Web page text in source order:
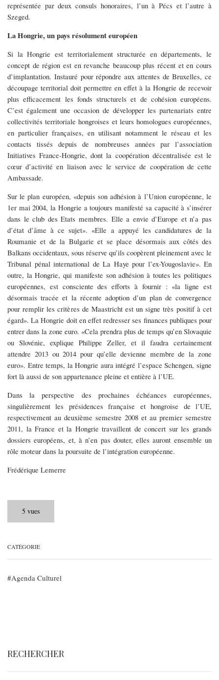
représentée par deux consuls honoraires, l’un à Pécs et l’autre à
Szeged.
La Hongrie, un pays résolument européen
Si la Hongrie est territorialement structurée en départements, le
concept de région est en revanche beaucoup plus récent et en cours
d’implantation. Instauré pour répondre aux attentes de Bruxelles, ce
découpage territorial doit permettre en effet à la Hongrie de recevoir
plus efficacement les fonds structurels et de cohésion européens.
C’est également une occasion de développer les partenariats entre
collectivités territoriale hongroises et leurs homologues européennes,
en particulier françaises, en utilisant notamment le réseau et les
contacts tissés depuis de nombreuses années par l’association
Initiatives France-Hongrie, dont la coopération décentralisée est le
cœur d’activité en liaison avec le service de coopération de cette
Ambassade.
Sur le plan européen, «depuis son adhésion à l’Union européenne, le
1er mai 2004, la Hongrie a toujours manifesté sa capacité à s’insérer
dans le club des Etats membres. Elle a envie d’Europe et n’a pas
d’état d’âme à ce sujet». «Elle a appuyé les candidatures de la
Roumanie et de la Bulgarie et se place désormais aux côtés des
Balkans occidentaux, sous réserve qu’ils coopèrent pleinement avec le
Tribunal pénal international de La Haye pour l’ex-Yougoslavie». En
outre, la Hongrie, qui manifeste son adhésion à toutes les politiques
européennes, est consciente des efforts à fournir : «la ligne est
désormais tracée et la récente adoption d’un plan de convergence
pour remplir les critères de Maastricht est un signe très positif à cet
égard». La Hongrie doit en effet redresser ses finances publiques pour
entrer dans la zone euro. «Cela prendra plus de temps qu’en Slovaquie
ou Slovénie, explique Philippe Zeller, et il faudra certainement
attendre 2013 ou 2014 pour qu’elle devienne membre de la zone
euro». Entre temps, la Hongrie aura intégré l’espace Schengen, signe
fort là aussi de son appartenance pleine et entière à l’UE.
Dans la perspective des prochaines échéances européennes,
singulièrement les présidences française et hongroise de l’UE,
respectivement au deuxième semestre 2008 et au premier semestre
2011, la France et la Hongrie travaillent de concert sur les grands
dossiers européens, et, à n’en pas douter, elles auront ensemble un
rôle moteur dans la poursuite de l’intégration européenne.
Frédérique Lemerre
5 vues
CATÉGORIE
Agenda Culturel
RECHERCHER